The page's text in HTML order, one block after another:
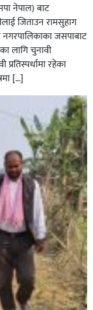
नेपाल) बाट
जिताउन रामसुहाग
नगरपालिकाका जसपाबाट
लागि चुनावी
रहेका
[…]